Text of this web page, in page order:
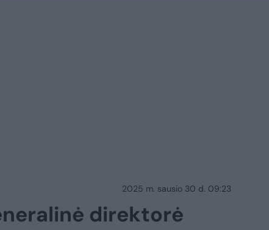
2025 m. sausio 30 d. 09:23
direktorė